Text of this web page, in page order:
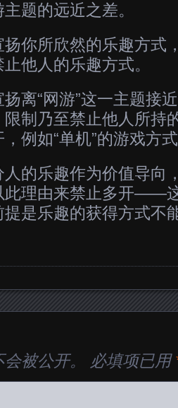
题的远近之差。
你所欣然的乐趣方式
他人的乐趣方式。
离“网游”这一主题接
制乃至禁止他人所持
例如“单机”的游戏方
人的乐趣作为价值导向
理由来禁止多开——
是乐趣的获得方式不
被公开。 必填项已用